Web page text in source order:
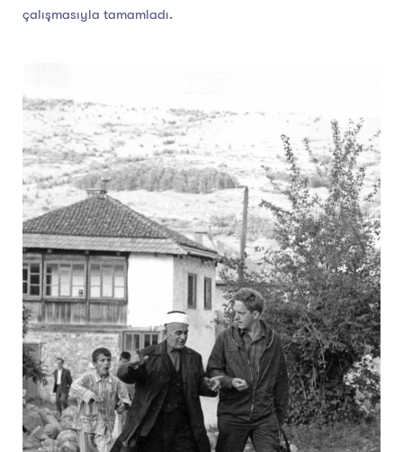
çalışmasıyla tamamladı.